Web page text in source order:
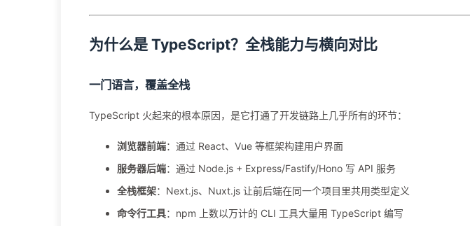
为什么是 TypeScript？全栈能力与横向对比
一门语言，覆盖全栈
TypeScript 火起来的根本原因，是它打通了开发链路上几乎所有的环节：
浏览器前端：通过 React、Vue 等框架构建用户界面
服务器后端：通过 Node.js + Express/Fastify/Hono 写 API 服务
全栈框架：Next.js、Nuxt.js 让前后端在同一个项目里共用类型定义
命令行工具：npm 上数以万计的 CLI 工具大量用 TypeScript 编写